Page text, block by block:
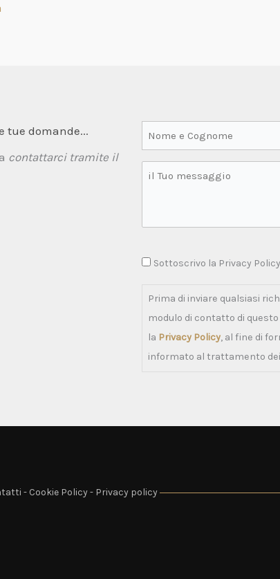
tue domande...
contattarci tramite il
Sottoscrivo la Privacy
Prima di inviare qualsiasi
modulo di contatto di
la Privacy Policy, al fine di
informato al trattamento
- Cookie Policy- Privacy policy